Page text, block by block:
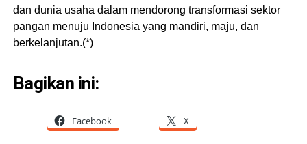
dan dunia usaha dalam mendorong transformasi sektor
pangan menuju Indonesia yang mandiri, maju, dan
berkelanjutan.(*)
Bagikan ini:
Facebook X